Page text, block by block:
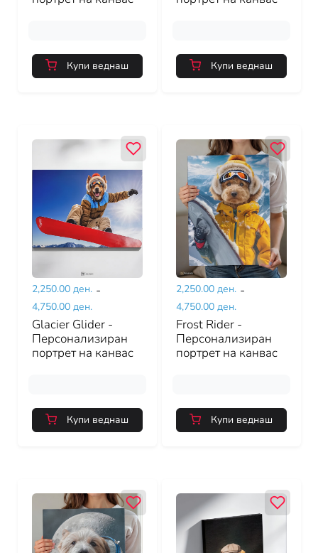
Купи веднаш Купи веднаш
2,250.00 ден. -
4,750.00 ден.
Glacier Glider -
Персонализиран
портрет на канвас
Купи веднаш
2,250.00 ден. -
4,750.00 ден.
Frost Rider -
Персонализиран
портрет на канвас
Купи веднаш